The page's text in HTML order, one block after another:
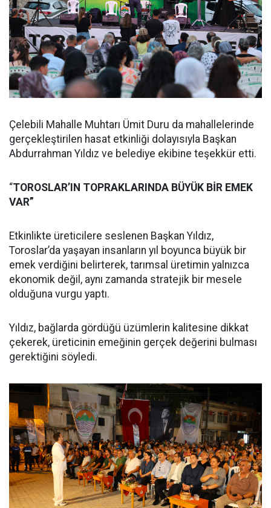
Çelebili Mahalle Muhtarı Ümit Duru da mahallelerinde
gerçekleştirilen hasat etkinliği dolayısıyla Başkan
Abdurrahman Yıldız ve belediye ekibine teşekkür etti.
“TOROSLAR’IN TOPRAKLARINDA BÜYÜK BİR EMEK
VAR”
Etkinlikte üreticilere seslenen Başkan Yıldız,
Toroslar’da yaşayan insanların yıl boyunca büyük bir
emek verdiğini belirterek, tarımsal üretimin yalnızca
ekonomik değil, aynı zamanda stratejik bir mesele
olduğuna vurgu yaptı.
Yıldız, bağlarda gördüğü üzümlerin kalitesine dikkat
çekerek, üreticinin emeğinin gerçek değerini bulması
gerektiğini söyledi.